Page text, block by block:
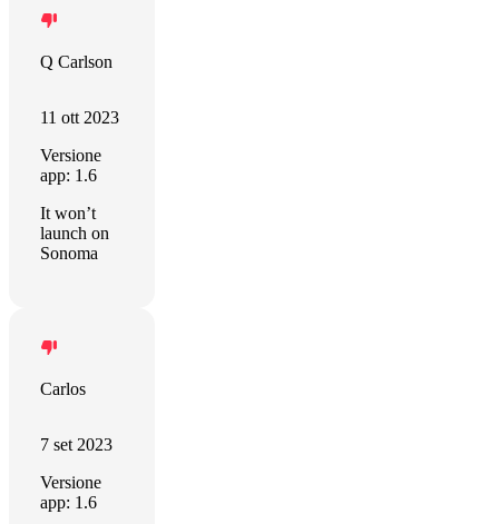
Q Carlson
11 ott 2023
Versione
app: 1.6
It won’t
launch on
Sonoma
Carlos
7 set 2023
Versione
app: 1.6